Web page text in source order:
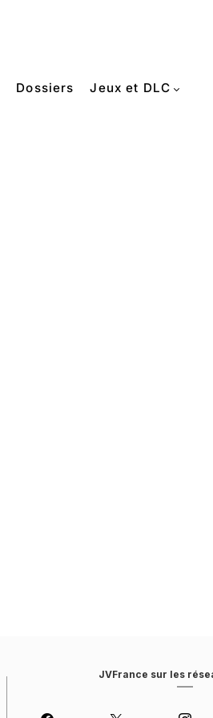
Dossiers Jeux et DLC
JVFrance sur les